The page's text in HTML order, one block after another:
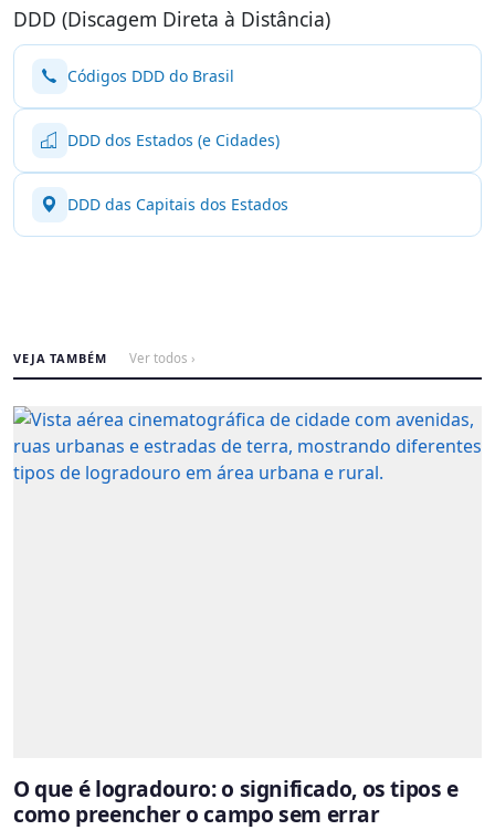
DDD (Discagem Direta à Distância)
Códigos DDD do Brasil
DDD dos Estados (e Cidades)
DDD das Capitais dos Estados
VEJA TAMBÉM Ver todos ›
O que é logradouro: o significado, os tipos e
como preencher o campo sem errar